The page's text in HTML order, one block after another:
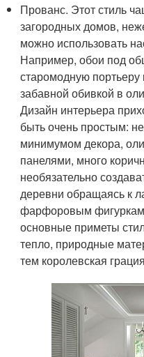
Прованс. Этот стиль
загородных домов,
можно использовать
Например, обои под
старомодную портьеру
забавной обивкой в
Дизайн интерьера
быть очень простым:
минимумом декора,
панелями, много
необязательно
деревни обращаясь к
фарфоровым
основные приметы
тепло, природные
тем королевская